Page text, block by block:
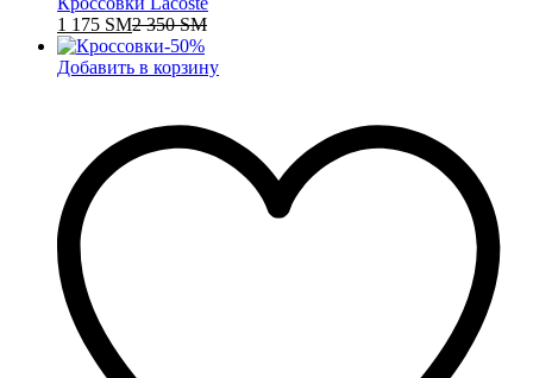
1 175 ЅМ2 350ЅМ
-50%
Добавить в корзину